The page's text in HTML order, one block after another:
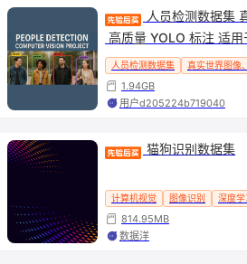
人员检测数据集
高质量 YOLO 标注 适用
动驾驶等
人员检测数据集 真实世界图像
1.94GB
用户d205224b719040
猫狗识别数据集
计算机视觉 图像识别 深度学
814.95MB
数据洋